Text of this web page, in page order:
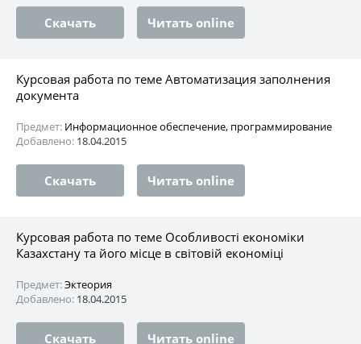
Скачать Читать online
Курсовая работа по теме Автоматизация заполнения
документа
Предмет: Информационное обеспечение, программирование
Добавлено: 18.04.2015
Скачать Читать online
Курсовая работа по теме Особливості економіки
Казахстану та його місце в світовій економіці
Предмет:Эктеория
Добавлено: 18.04.2015
Скачать Читать online